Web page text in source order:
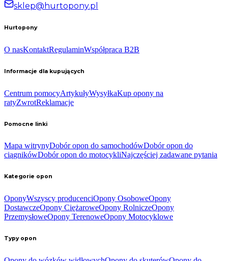
sklep@hurtopony.pl
Hurtopony
O nasKontaktRegulaminWspółpraca B2B
Informacje dla kupujących
Centrum pomocyArtykułyWysyłkaKup opony na
ratyZwrotReklamacje
Pomocne linki
Mapa witrynyDobór opon do samochodówDobór opon do
ciągnikówDobór opon do motocykliNajczęściej zadawane pytania
Kategorie opon
OponyWszyscy producenciOpony OsoboweOpony
DostawczeOpony CiężaroweOpony RolniczeOpony
PrzemysłoweOpony TerenoweOpony Motocyklowe
Typy opon